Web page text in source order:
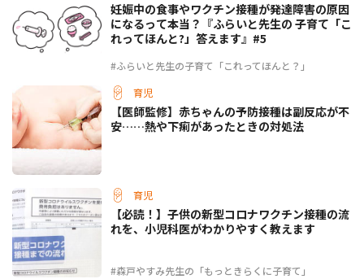
#ふらいと先生の子育て「これってほんと？」
妊娠中の食事やワクチン接種が発達障害の原因
になるって本当？『ふらいと先生の 子育て「こ
れってほんと?」答えます』#5
育児
【医師監修】赤ちゃんの予防接種は副反応が不
安……熱や下痢があったときの対処法
育児
#森戸やすみ先生の「もっときらくに子育て」
【必読！】子供の新型コロナワクチン接種の流
れを、小児科医がわかりやすく教えます